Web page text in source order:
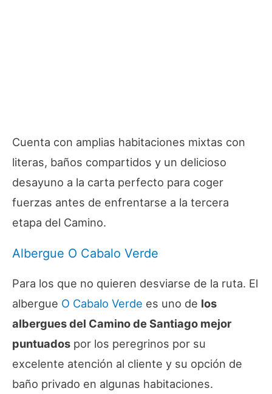
Cuenta con amplias habitaciones mixtas con
literas, baños compartidos y un delicioso
desayuno a la carta perfecto para coger
fuerzas antes de enfrentarse a la tercera
etapa del Camino.
Albergue O Cabalo Verde
Para los que no quieren desviarse de la ruta. El
albergue O Cabalo Verde es uno de los
albergues del Camino de Santiago mejor
puntuados por los peregrinos por su
excelente atención al cliente y su opción de
baño privado en algunas habitaciones.